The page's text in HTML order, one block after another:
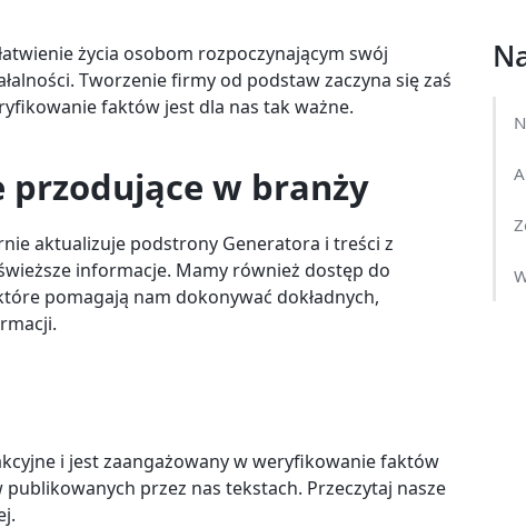
życia osobom rozpoczynającym swój
Tworzenie firmy od podstaw zaczyna się zaś
faktów jest dla nas tak ważne.
w branży
aktualizuje podstrony Generatora i treści z
informacje. Mamy również dostęp do
pomagają nam dokonywać dokładnych,
i jest zaangażowany w weryfikowanie faktów
przez nas tekstach. Przeczytaj nasze